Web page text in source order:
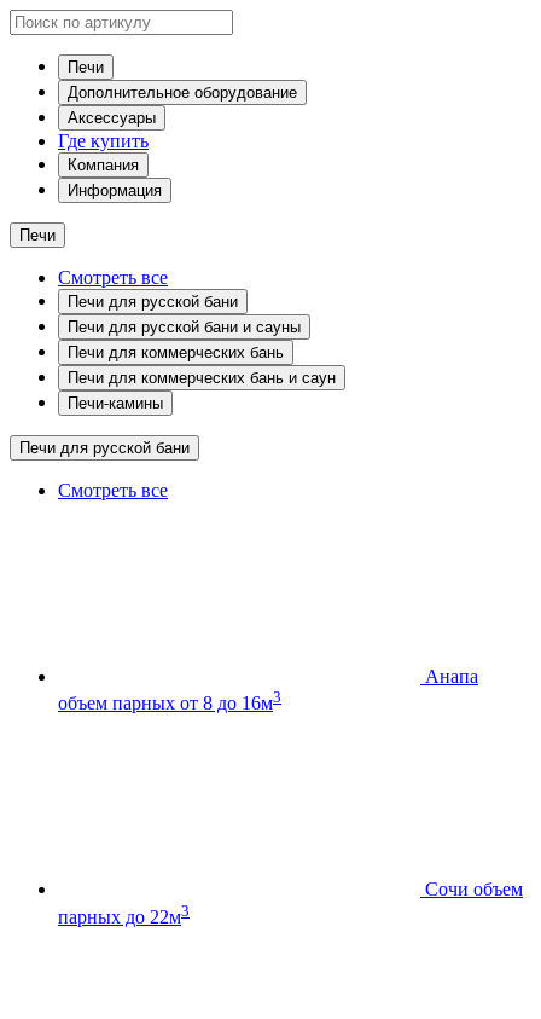
Печи
Дополнительное оборудование
Аксессуары
Где купить
Компания
Информация
Печи
Смотреть все
Печи для русской бани
Печи для русской бани и сауны
Печи для коммерческих бань
Печи для коммерческих бань и саун
Печи-камины
Печи для русской бани
Смотреть все
Анапа
объем парных от 8 до 16м3
Сочи объем
парных до 22м3